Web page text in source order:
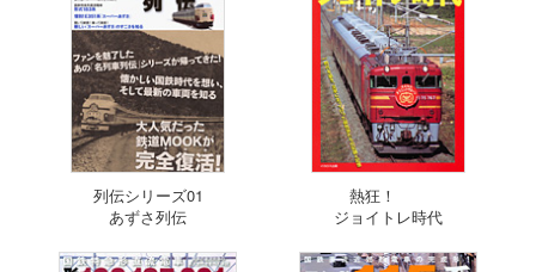
列伝シリーズ01
あずさ列伝
熱狂！
ジョイトレ時代